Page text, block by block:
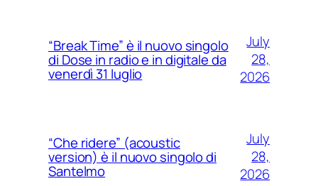
“Break Time” è il nuovo singolo
di Dose in radio e in digitale da
venerdì 31 luglio
July
28,
2026
“Che ridere” (acoustic
version) è il nuovo singolo di
Santelmo
July
28,
2026